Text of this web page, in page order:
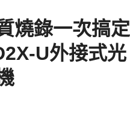
燒錄一次搞定
U外接式光